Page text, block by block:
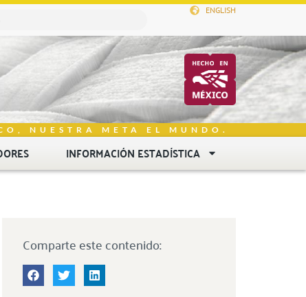
ENGLISH
NUESTRA META EL MUNDO.
INFORMACIÓN ESTADÍSTICA
Comparte este contenido: